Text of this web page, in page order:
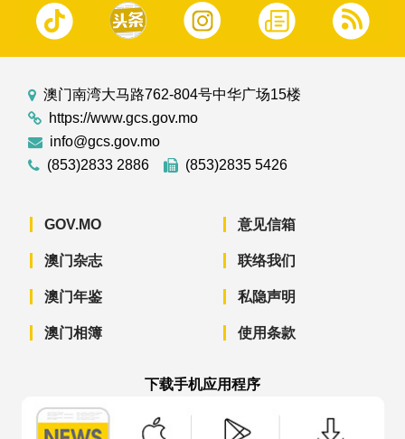
澳门南湾大马路762-804号中华广场15楼
https://www.gcs.gov.mo
info@gcs.gov.mo
(853)2833 2886
(853)2835 5426
GOV.MO
澳门杂志
澳门年鉴
澳门相簿
意见信箱
联络我们
私隐声明
使用条款
下载手机应用程序